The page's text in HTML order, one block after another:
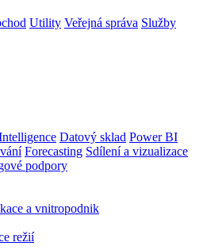
Utility Veřejná správa Služby
Datový sklad Power BI
Forecasting Sdílení a vizualizace
podpory
a vnitropodnik
režií